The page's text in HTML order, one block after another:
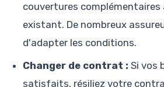
couvertures
existant. De nombreux
d'adapter les conditions.
Changer de contrat : Si vos
satisfaits, résiliez votre